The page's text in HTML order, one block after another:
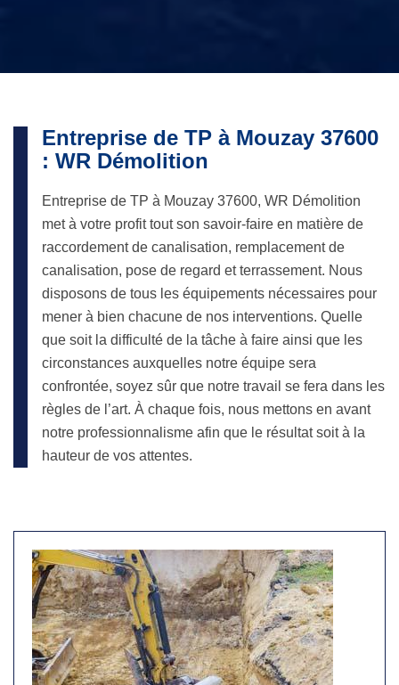
Entreprise de TP à Mouzay 37600
: WR Démolition
Entreprise de TP à Mouzay 37600, WR Démolition
met à votre profit tout son savoir-faire en matière de
raccordement de canalisation, remplacement de
canalisation, pose de regard et terrassement. Nous
disposons de tous les équipements nécessaires pour
mener à bien chacune de nos interventions. Quelle
que soit la difficulté de la tâche à faire ainsi que les
circonstances auxquelles notre équipe sera
confrontée, soyez sûr que notre travail se fera dans les
règles de l’art. À chaque fois, nous mettons en avant
notre professionnalisme afin que le résultat soit à la
hauteur de vos attentes.